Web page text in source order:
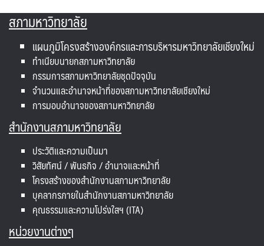
สภามหาวิทยาลัย
แผนภูมิโครงสร้างองค์กรและการบริหารมหาวิทยาลัยเชียงใหม่
ทำเนียบนายกสภามหาวิทยาลัย
กรรมการสภามหาวิทยาลัยชุดปัจจุบัน
จำนวนและอำนาจหน้าที่ของสภามหาวิทยาลัยเชียงใหม่
การมอบอำนาจของสภามหาวิทยาลัย
สำนักงานสภามหาวิทยาลัย
ประวัติและความเป็นมา
วิสัยทัศน์ / พันธกิจ / อำนาจและหน้าที่
โครงสร้างของสำนักงานสภามหาวิทยาลัย
บุคลากรภายในสำนักงานสภามหาวิทยาลัย
คุณธรรมและความโปร่งใสฯ (ITA)
หน่วยงานต่างๆ